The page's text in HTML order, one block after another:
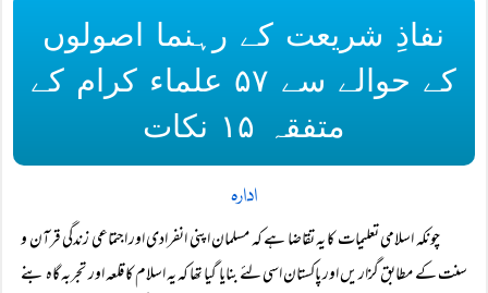
نفاذِ شریعت کے رہنما اصولوں
کے حوالے سے ۵۷ علماء کرام کے
متفقہ ۱۵ نکات
ادارہ
چونکہ اسلامی تعلیمات کا یہ تقاضا ہے کہ مسلمان اپنی انفرادی اور اجتماعی زندگی قرآن و
سنت کے مطابق گزار یں اور پاکستان اسی لئے بنایا گیا تھا کہ یہ اسلام کا قلعہ اور تجربہ گاہ بنے